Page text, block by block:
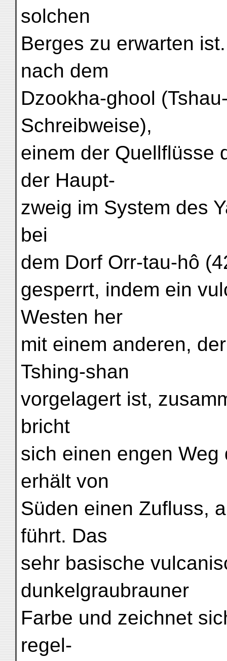
solchen
Berges zu erwarten
nach dem
Dzookha-ghool
Schreibweise),
einem der Quellflüsse
der Haupt-
zweig im System des
bei
dem Dorf Orr-tau-hô
gesperrt, indem ein
Westen her
mit einem anderen,
Tshing-shan
vorgelagert ist,
bricht
sich einen engen
erhält von
Süden einen Zufluss,
führt. Das
sehr basische
dunkelgraubrauner
Farbe und zeichnet
regel-